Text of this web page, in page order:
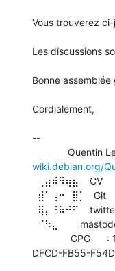
Vous trouverez
Les discussions
Bonne assemblée
Cordialement,
--
wiki.debian.org/
DFCD-FB55-